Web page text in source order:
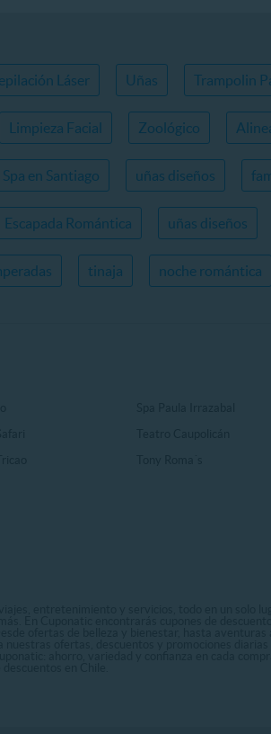
Láser Uñas Trampolin
Limpieza Facial Zoológico
Spa en Santiago uñas diseños
Escapada Romántica uñas diseños
tinaja noche romántica